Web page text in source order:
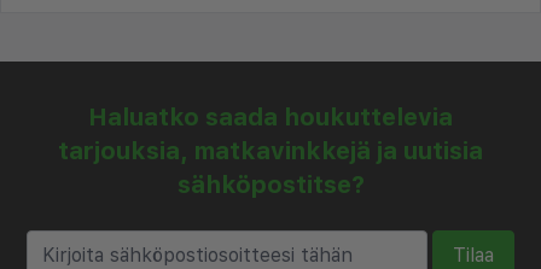
Haluatko saada houkuttelevia
tarjouksia, matkavinkkejä ja uutisia
sähköpostitse?
Tilaa